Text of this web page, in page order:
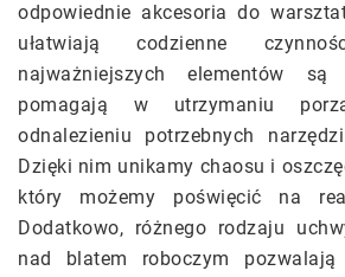
odpowiednie akcesoria do
ułatwiają codzienne
najważniejszych elementów są
pomagają w utrzymaniu
odnalezieniu potrzebnych
Dzięki nim unikamy chaosu i
który możemy poświęcić na
Dodatkowo, różnego rodzaju
nad blatem roboczym pozwalają